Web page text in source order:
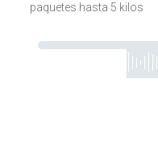
paquetes hasta 5 kilos